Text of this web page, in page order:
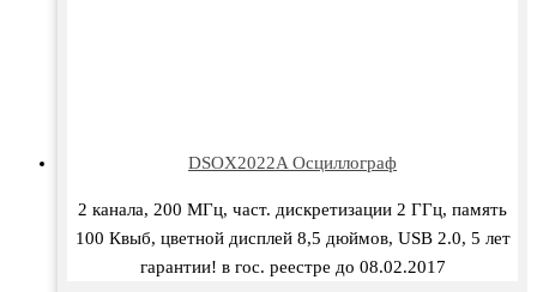
DSOX2022A Осциллограф
2 канала, 200 МГц, част. дискретизации 2 ГГц, память
100 Квыб, цветной дисплей 8,5 дюймов, USB 2.0, 5 лет
гарантии! в гос. реестре до 08.02.2017